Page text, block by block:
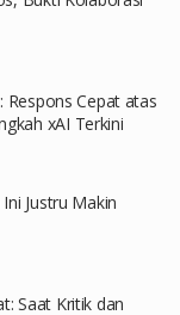
Respons Cepat atas
xAI Terkini
Justru Makin
Saat Kritik dan